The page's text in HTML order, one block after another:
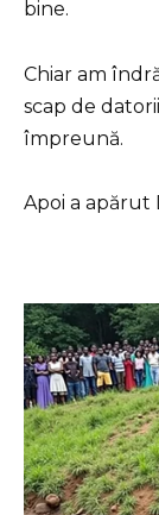
bine.
Chiar am
scap de
împreună.
Apoi a apărut